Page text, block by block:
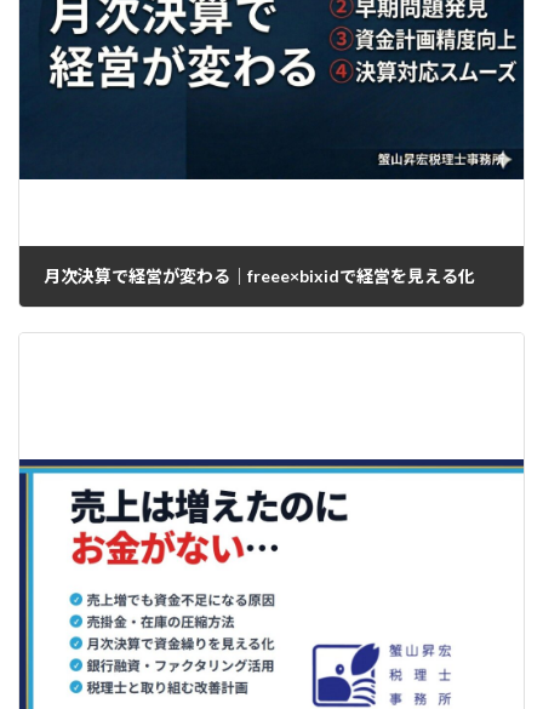
月次決算で経営が変わる｜freee×bixidで経営を見える化